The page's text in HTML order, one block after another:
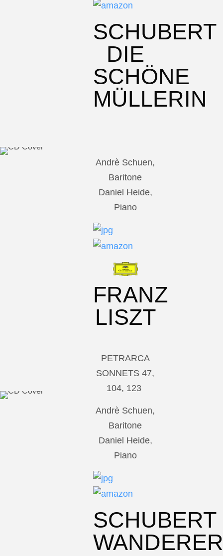
SCHUBERT
DIE
SCHÖNE
MÜLLERIN
Andrè Schuen,
Baritone
Daniel Heide,
Piano
FRANZ
LISZT
PETRARCA
SONNETS 47,
104, 123
Andrè Schuen,
Baritone
Daniel Heide,
Piano
SCHUBERT
WANDERER